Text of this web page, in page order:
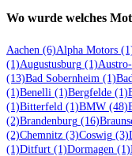
Wo wurde welches
Aachen (6)Alpha Motors
(1)Augustusburg (1)
(13)Bad Sobernheim (1)
(1)Benelli (1)Bergfelde (1)
(1)Bitterfeld (1)BMW (48)
(2)Brandenburg (16)
(2)Chemnitz (3)Coswig (3)
(1)Ditfurt (1)Dormagen (1)